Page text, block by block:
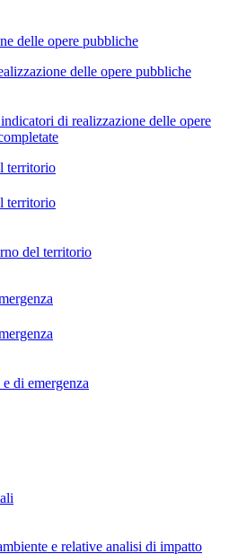
delle opere pubbliche
delle opere pubbliche
di realizzazione delle opere
territorio
territorio
del territorio
di emergenza
e relative analisi di impatto